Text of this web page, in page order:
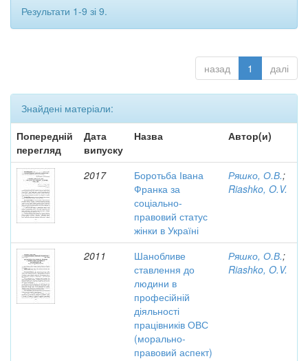
Результати 1-9 зі 9.
назад 1 далі
Знайдені матеріали:
Попередній
перегляд
Дата
випуску
Назва Автор(и)
2017
Боротьба Івана
Франка за
соціально-
правовий статус
жінки в Україні
Ряшко, О.В.;
Riashko, O.V.
2011
Шанобливе
ставлення до
людини в
професійній
діяльності
працівників ОВС
(морально-
правовий аспект)
Ряшко, О.В.;
Riashko, O.V.